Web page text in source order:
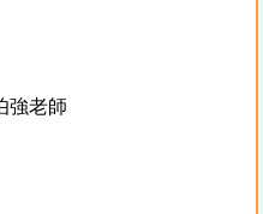
強老師